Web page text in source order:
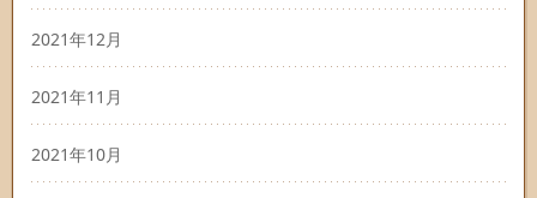
2021年12月
2021年11月
2021年10月